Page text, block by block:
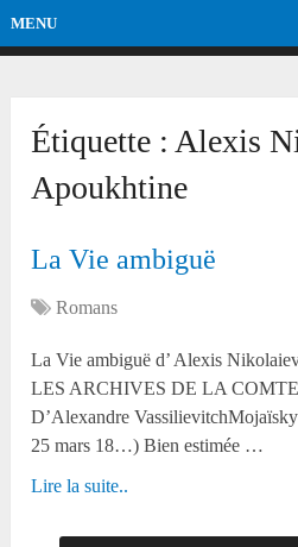
MENU
Étiquette : Alexis
Apoukhtine
La Vie ambiguë
Romans
La Vie ambiguë d’ Alexis
LES ARCHIVES DE LA
D’Alexandre
25 mars 18…) Bien estimée …
Lire la suite..